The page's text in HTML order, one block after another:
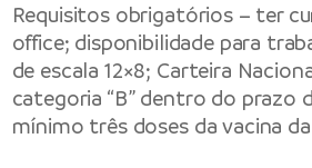
Requisitos obrigatórios – ter
office; disponibilidade para
de escala 12×8; Carteira
categoria “B” dentro do prazo
mínimo três doses da vacina da